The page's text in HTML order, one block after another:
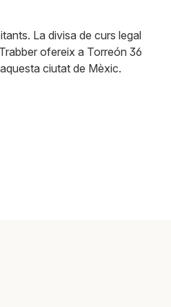
La divisa de curs legal
ofereix a Torreón 36
ciutat de Mèxic.